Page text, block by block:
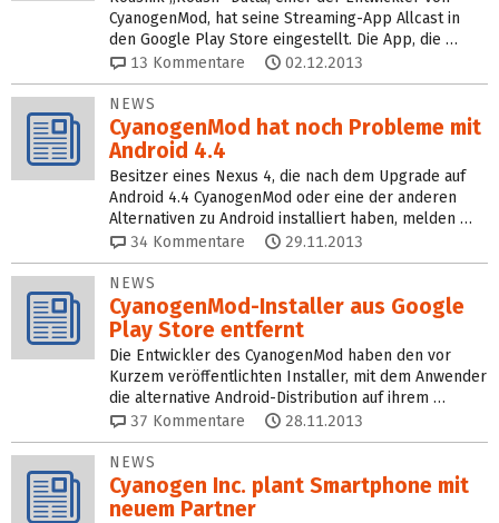
CyanogenMod, hat seine Streaming-App Allcast in
den Google Play Store eingestellt. Die App, die …
13 Kommentare 02.12.2013
NEWS
CyanogenMod hat noch Probleme mit
Android 4.4
Besitzer eines Nexus 4, die nach dem Upgrade auf
Android 4.4 CyanogenMod oder eine der anderen
Alternativen zu Android installiert haben, melden …
34 Kommentare 29.11.2013
NEWS
CyanogenMod-Installer aus Google
Play Store entfernt
Die Entwickler des CyanogenMod haben den vor
Kurzem veröffentlichten Installer, mit dem Anwender
die alternative Android-Distribution auf ihrem …
37 Kommentare 28.11.2013
NEWS
Cyanogen Inc. plant Smartphone mit
neuem Partner